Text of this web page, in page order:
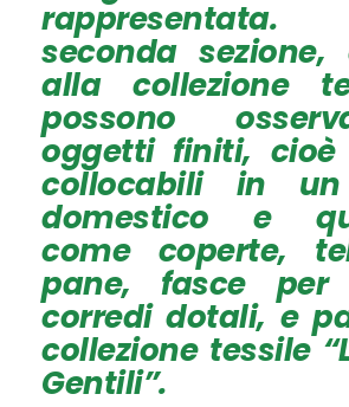
seconda sezione,
alla collezione
possono
oggetti finiti,
collocabili in
domestico e
come coperte,
pane, fasce per
corredi dotali, e
collezione tessile
Gentili”.